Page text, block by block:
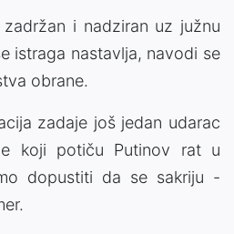
i nadziran uz južnu
istraga nastavlja, navodi se
obrane.
zadaje još jedan udarac
koji potiču Putinov rat u
dopustiti da se sakriju -